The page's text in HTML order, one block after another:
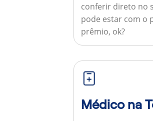
conferir direto no
pode estar com o
prêmio, ok?
Médico na